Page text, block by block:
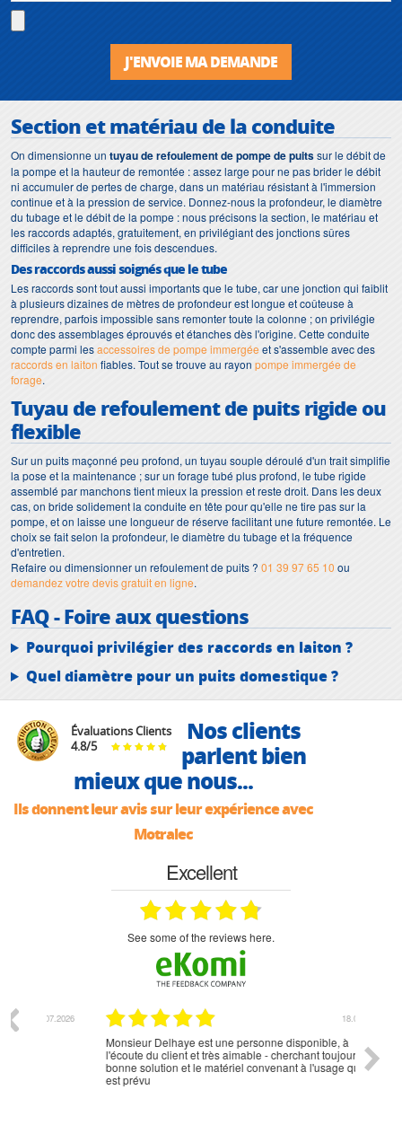
J'ENVOIE MA DEMANDE
Section et matériau de la conduite
On dimensionne un tuyau de refoulement de pompe de puitssur le débit de
la pompe et la hauteur de remontée : assez large pour ne pas brider le débit
ni accumuler de pertes de charge, dans un matériau résistant à l'immersion
continue et à la pression de service. Donnez-nous la profondeur, le diamètre
du tubage et le débit de la pompe : nous précisons la section, le matériau et
les raccords adaptés, gratuitement, en privilégiant des jonctions sûres
difficiles à reprendre une fois descendues.
Des raccords aussi soignés que le tube
Les raccords sont tout aussi importants que le tube, car une jonction qui faiblit
à plusieurs dizaines de mètres de profondeur est longue et coûteuse à
reprendre, parfois impossible sans remonter toute la colonne ; on privilégie
donc des assemblages éprouvés et étanches dès l'origine. Cette conduite
compte parmi lesaccessoires de pompe immergée et s'assemble avec des
raccords en laiton fiables. Tout se trouve au rayon pompe immergée de
forage.
Tuyau de refoulement de puits rigide ou
flexible
Sur un puits maçonné peu profond, un tuyau souple déroulé d'un trait simplifie
la pose et la maintenance ; sur un forage tubé plus profond, le tube rigide
assemblé par manchons tient mieux la pression et reste droit. Dans les deux
cas, on bride solidement la conduite en tête pour qu'elle ne tire pas sur la
pompe, et on laisse une longueur de réserve facilitant une future remontée. Le
choix se fait selon la profondeur, le diamètre du tubage et la fréquence
d'entretien.
Refaire ou dimensionner un refoulement de puits ? 01 39 97 65 10 ou
demandez votre devis gratuit en ligne.
FAQ - Foire aux questions
Pourquoi privilégier des raccords en laiton ?
Quel diamètre pour un puits domestique ?
Évaluations Clients
4.8/5
Nos clients
parlent bien
mieux que nous...
Ils donnent leur avis sur leur expérience avec
Motralec
Excellent
see some of the reviews here.
Monsieur Delhaye est une personne disponible, à
l'écoute du client et très aimable - cherchant toujours la
bonne solution et le matériel convenant à l'usage qui en